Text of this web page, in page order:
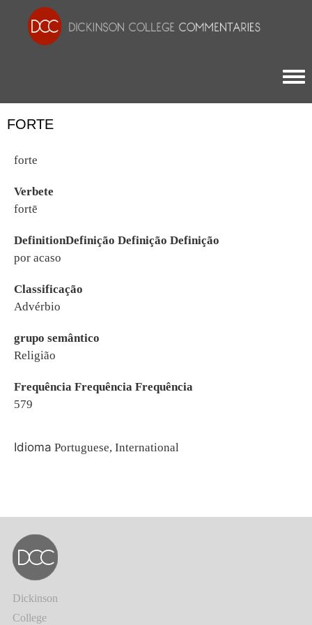
FORTE
forte
Verbete
fortē
DefinitionDefinição Definição Definição
por acaso
Classificação
Advérbio
grupo semântico
Religião
Frequência Frequência Frequência
579
Idioma Portuguese, International
Dickinson
College